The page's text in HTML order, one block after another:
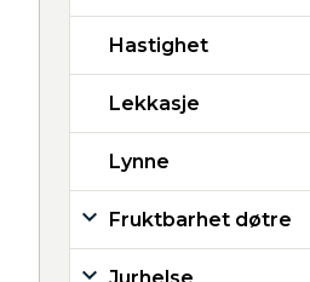
Hastighet
Lekkasje
Lynne
Fruktbarhet døtre